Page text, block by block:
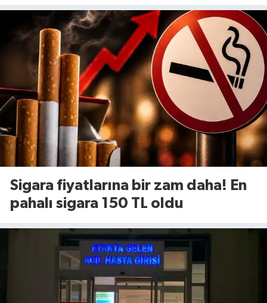
Sigara fiyatlarına bir zam daha! En
pahalı sigara 150 TL oldu